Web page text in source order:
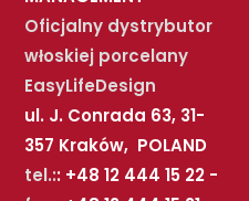
Oficjalny dystrybutor
włoskiej porcelany
EasyLifeDesign
ul. J. Conrada 63, 31-
357 Kraków, POLAND
tel.:: +48 12 444 15 22 -